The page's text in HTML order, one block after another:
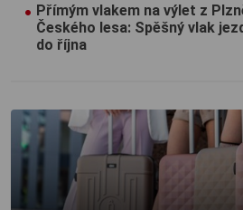
Přímým vlakem na výlet z
Českého lesa: Spěšný vlak
do října